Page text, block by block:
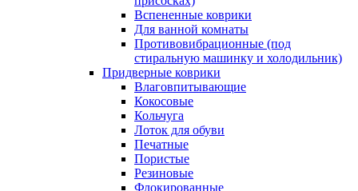
Вспененные коврики
Для ванной комнаты
Противовибрационные (под
стиральную машинку и холодильник)
Придверные коврики
Влаговпитывающие
Кокосовые
Кольчуга
Лоток для обуви
Печатные
Пористые
Резиновые
Флокированные